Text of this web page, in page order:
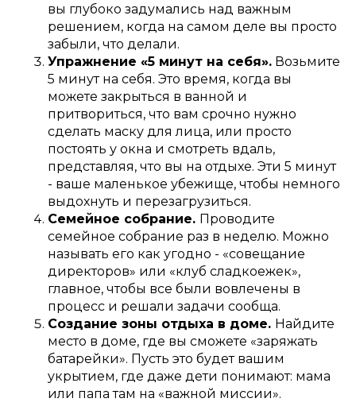
вы глубоко задумались над важным
решением, когда на самом деле вы просто
забыли, что делали.
Упражнение «5 минут на себя». Возьмите
5 минут на себя. Это время, когда вы
можете закрыться в ванной и
притвориться, что вам срочно нужно
сделать маску для лица, или просто
постоять у окна и смотреть вдаль,
представляя, что вы на отдыхе. Эти 5 минут
- ваше маленькое убежище, чтобы немного
выдохнуть и перезагрузиться.
Семейное собрание. Проводите
семейное собрание раз в неделю. Можно
называть его как угодно - «совещание
директоров» или «клуб сладкоежек»,
главное, чтобы все были вовлечены в
процесс и решали задачи сообща.
Создание зоны отдыха в доме. Найдите
место в доме, где вы сможете «заряжать
батарейки». Пусть это будет вашим
укрытием, где даже дети понимают: мама
или папа там на «важной миссии».